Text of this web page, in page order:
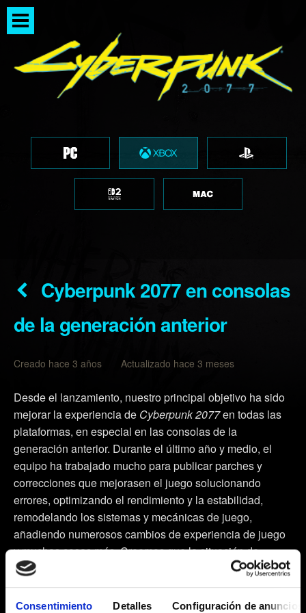
Consentimiento Detalles Configuración de anuncios
Cyberpunk 2077 en consolas
de la generación anterior
Creado hace 3 años Actualizado hace 3 meses
Desde el lanzamiento, nuestro principal objetivo ha sido
mejorar la experiencia de Cyberpunk 2077en todas las
plataformas, en especial en las consolas de la
generación anterior. Durante el último año y medio, el
equipo ha trabajado mucho para publicar parches y
correcciones que mejorasen el juego solucionando
errores, optimizando el rendimiento y la estabilidad,
remodelando los sistemas y mecánicas de juego,
añadiendo numerosos cambios de experiencia de juego
y muchas cosas más. Creemos que la situación de
Cyberpunk 2077
para PlayStation 4 y Xbox One es
buena y que es el momento de trasladar nuestras
prioridades hacia el futuro.